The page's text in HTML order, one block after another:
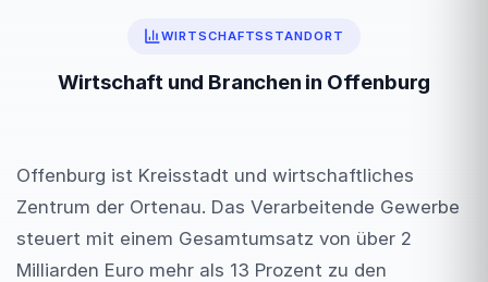
WIRTSCHAFTSSTANDORT
Wirtschaft und Branchen in Offenburg
Offenburg ist Kreisstadt und wirtschaftliches
Zentrum der Ortenau. Das Verarbeitende Gewerbe
steuert mit einem Gesamtumsatz von über 2
Milliarden Euro mehr als 13 Prozent zu den